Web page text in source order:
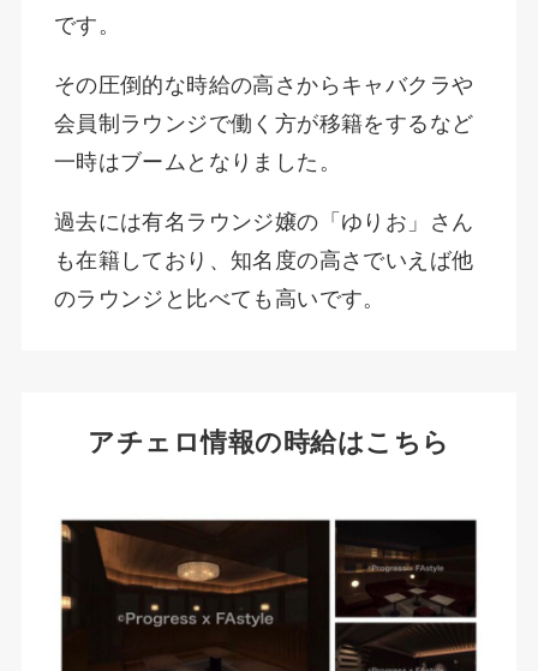
です。
その圧倒的な時給の高さからキャバクラや
会員制ラウンジで働く方が移籍をするなど
一時はブームとなりました。
過去には有名ラウンジ嬢の「ゆりお」さん
も在籍しており、知名度の高さでいえば他
のラウンジと比べても高いです。
アチェロ情報の時給はこちら